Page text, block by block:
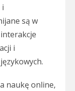
i
są w
i
naukę online,